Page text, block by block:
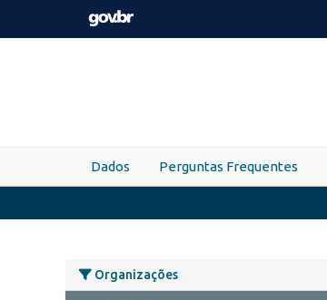
Skip to main content
Dados Perguntas Frequentes
Organizações